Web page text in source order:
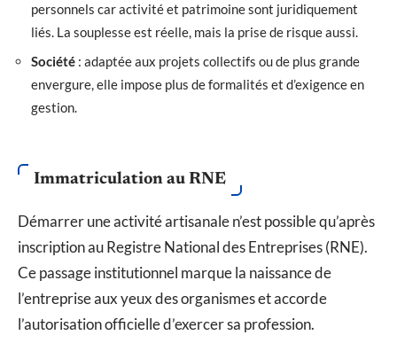
personnels car activité et patrimoine sont juridiquement
liés. La souplesse est réelle, mais la prise de risque aussi.
Société : adaptée aux projets collectifs ou de plus grande
envergure, elle impose plus de formalités et d’exigence en
gestion.
Immatriculation au RNE
Démarrer une activité artisanale n’est possible qu’après
inscription au Registre National des Entreprises (RNE).
Ce passage institutionnel marque la naissance de
l’entreprise aux yeux des organismes et accorde
l’autorisation officielle d’exercer sa profession.